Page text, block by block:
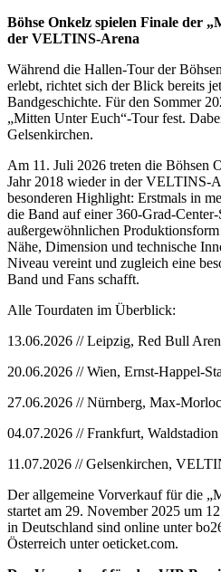
Böhse Onkelz spielen Finale der
der VELTINS-Arena
Während die Hallen-Tour der
erlebt, richtet sich der Blick bereits
Bandgeschichte. Für den Sommer
„Mitten Unter Euch“-Tour fest.
Gelsenkirchen.
Am 11. Juli 2026 treten die Böhsen
Jahr 2018 wieder in der VELTINS-
besonderen Highlight: Erstmals in
die Band auf einer 360-Grad-
außergewöhnlichen
Nähe, Dimension und technische
Niveau vereint und zugleich eine
Band und Fans schafft.
Alle Tourdaten im Überblick:
13.06.2026 // Leipzig, Red Bull
20.06.2026 // Wien, Ernst-Happel-
27.06.2026 // Nürnberg, Max-
04.07.2026 // Frankfurt, Waldstadion
11.07.2026 // Gelsenkirchen,
Der allgemeine Vorverkauf für die
startet am 29. November 2025 um
in Deutschland sind online unter
Österreich unter oeticket.com.